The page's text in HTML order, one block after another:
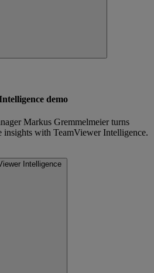
demo
Markus Gremmelmeier turns
insights with TeamViewer Intelligence.
Intelligence